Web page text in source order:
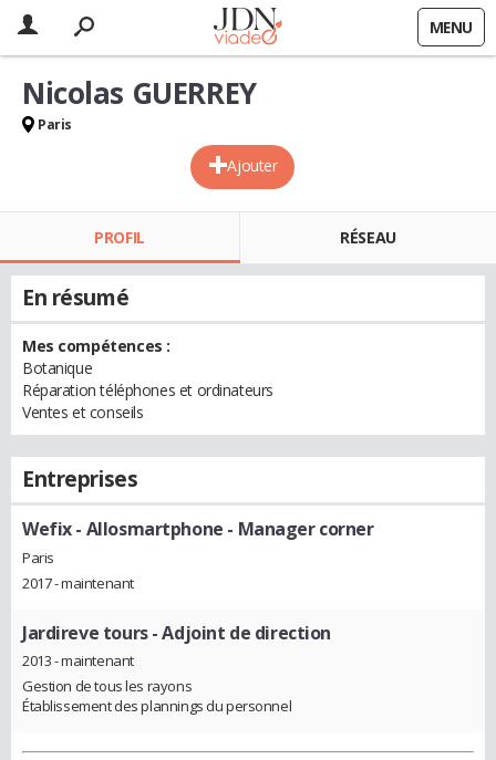
MENU
Ajouter
Nicolas GUERREY
Paris
PROFIL RÉSEAU
En résumé
Mes compétences :
Botanique
Réparation téléphones et ordinateurs
Ventes et conseils
Entreprises
Wefix - Allosmartphone - Manager corner
Paris
2017 - maintenant
Jardireve tours- Adjoint de direction
2013 - maintenant
Gestion de tous les rayons
Établissement des plannings du personnel